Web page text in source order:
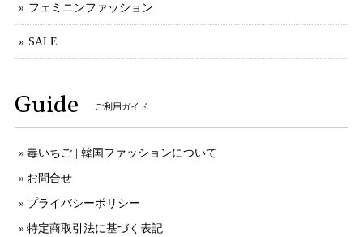
フェミニンファッション
SALE
Guide ご利用ガイド
毒いちご | 韓国ファッションについて
お問合せ
プライバシーポリシー
特定商取引法に基づく表記